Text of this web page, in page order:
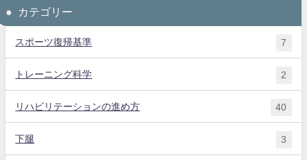
カテゴリー
スポーツ復帰基準 7
トレーニング科学 2
リハビリテーションの進め方 40
下腿 3